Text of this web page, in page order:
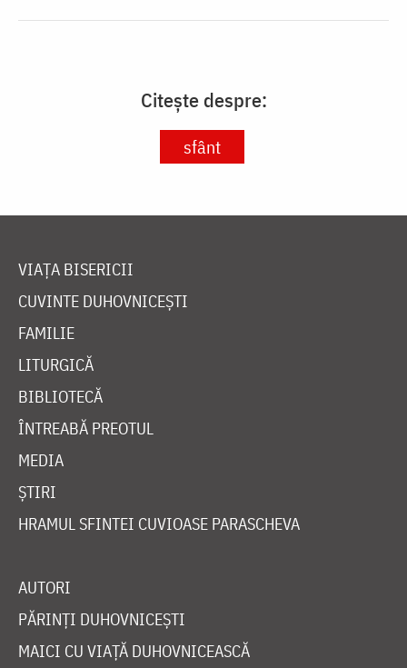
Citește despre:
sfânt
VIAȚA BISERICII
CUVINTE DUHOVNICEȘTI
FAMILIE
LITURGICĂ
BIBLIOTECĂ
ÎNTREABĂ PREOTUL
MEDIA
ȘTIRI
HRAMUL SFINTEI CUVIOASE PARASCHEVA
AUTORI
PĂRINȚI DUHOVNICEȘTI
MAICI CU VIAȚĂ DUHOVNICEASCĂ